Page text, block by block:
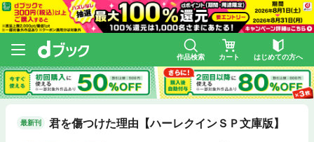
作品検索 カート はじめての方へ
最新刊 君を傷つけた理由【ハーレクインＳＰ文庫版】